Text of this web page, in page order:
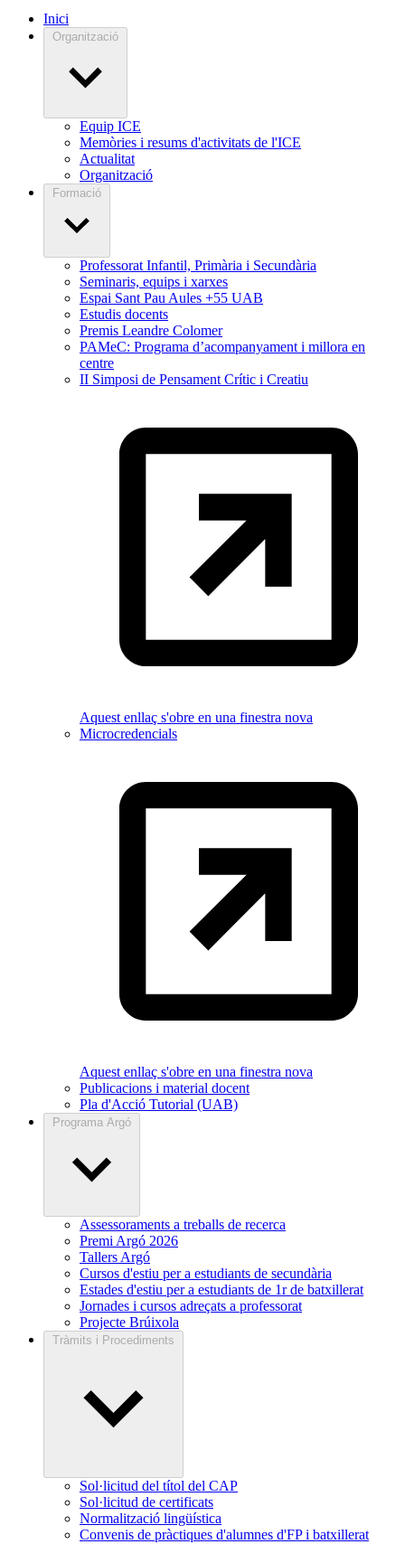
Inici
Organització
Equip ICE
Memòries i resums d'activitats de l'ICE
Actualitat
Organització
Formació
Professorat Infantil, Primària i Secundària
Seminaris, equips i xarxes
Espai Sant Pau Aules +55 UAB
Estudis docents
Premis Leandre Colomer
PAMeC: Programa d’acompanyament i millora en
centre
II Simposi de Pensament Crític i Creatiu
Aquest enllaç s'obre en una finestra nova
Microcredencials
Aquest enllaç s'obre en una finestra nova
Publicacions i material docent
Pla d'Acció Tutorial (UAB)
Programa Argó
Assessoraments a treballs de recerca
Premi Argó 2026
Tallers Argó
Cursos d'estiu per a estudiants de secundària
Estades d'estiu per a estudiants de 1r de batxillerat
Jornades i cursos adreçats a professorat
Projecte Brúixola
Tràmits i Procediments
Sol·licitud del títol del CAP
Sol·licitud de certificats
Normalització lingüística
Convenis de pràctiques d'alumnes d'FP i batxillerat